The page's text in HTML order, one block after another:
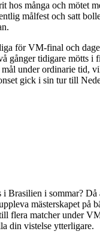
många och mötet
målfest och satt
för VM-final och
gånger tidigare mötts
under ordinarie
gick i sin tur till
Brasilien i sommar?
mästerskapet på
flera matcher under
din vistelse ytterligare.